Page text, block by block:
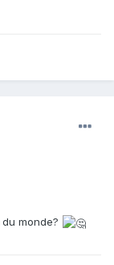
monde?